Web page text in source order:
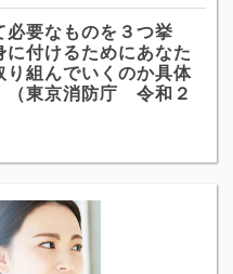
必要なものを３つ挙
に付けるためにあなた
り組んでいくのか具体
（東京消防庁 令和２